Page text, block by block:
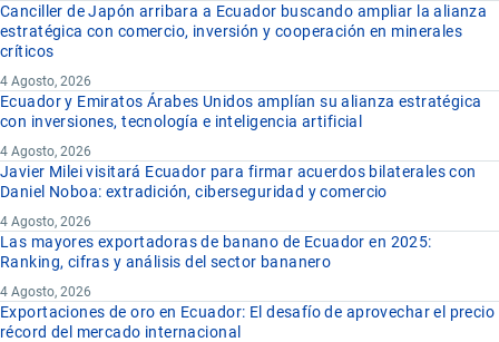
Canciller de Japón arribara a Ecuador buscando ampliar la alianza
estratégica con comercio, inversión y cooperación en minerales
críticos
4 Agosto, 2026
Ecuador y Emiratos Árabes Unidos amplían su alianza estratégica
con inversiones, tecnología e inteligencia artificial
4 Agosto, 2026
Javier Milei visitará Ecuador para firmar acuerdos bilaterales con
Daniel Noboa: extradición, ciberseguridad y comercio
4 Agosto, 2026
Las mayores exportadoras de banano de Ecuador en 2025:
Ranking, cifras y análisis del sector bananero
4 Agosto, 2026
Exportaciones de oro en Ecuador: El desafío de aprovechar el precio
récord del mercado internacional